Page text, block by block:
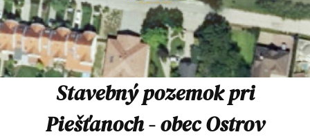
Stavebný pozemok pri
Piešťanoch - obec Ostrov